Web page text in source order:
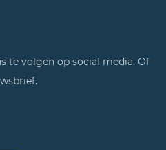
te volgen op social media. Of